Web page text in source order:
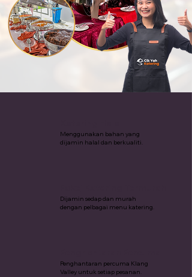
Menggunakan bahan yang
dijamin halal dan berkualiti.
Dijamin sedap dan murah
dengan pelbagai menu katering.
Penghantaran percuma Klang
Valley untuk setiap pesanan.